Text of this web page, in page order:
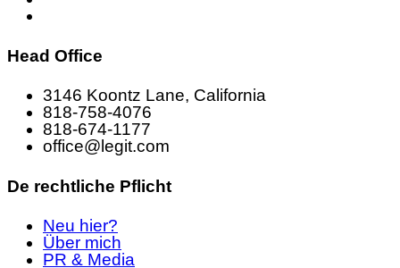
Head Office
3146 Koontz Lane, California
818-758-4076
818-674-1177
office@legit.com
De rechtliche Pflicht
Neu hier?
Über mich
PR & Media